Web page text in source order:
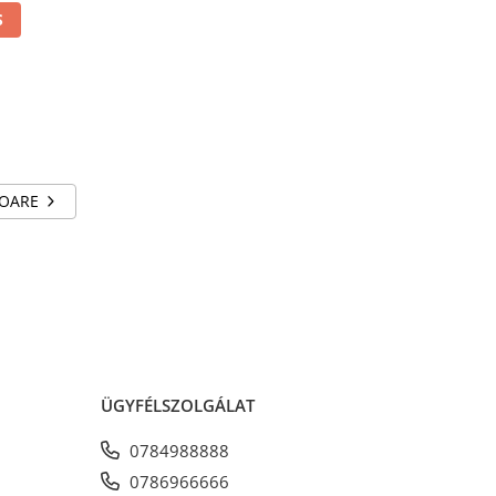
ÜGYFÉLSZOLGÁLAT
0784988888
0786966666